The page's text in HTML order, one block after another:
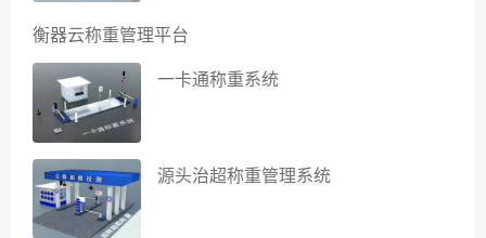
衡器云称重管理平台
一卡通称重系统
源头治超称重管理系统